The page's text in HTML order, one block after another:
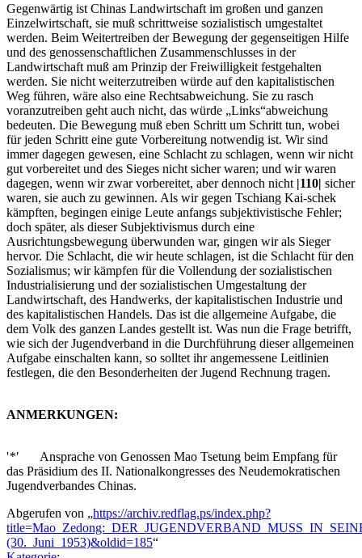
Gegenwärtig ist Chinas Landwirtschaft im großen und ganzen
Einzelwirtschaft, sie muß schrittweise sozialistisch umgestaltet
werden. Beim Weitertreiben der Bewegung der gegenseitigen Hilfe
und des genossenschaftlichen Zusammenschlusses in der
Landwirtschaft muß am Prinzip der Freiwilligkeit festgehalten
werden. Sie nicht weiterzutreiben würde auf den kapitalistischen
Weg führen, wäre also eine Rechtsabweichung. Sie zu rasch
voranzutreiben geht auch nicht, das würde „Links“abweichung
bedeuten. Die Bewegung muß eben Schritt um Schritt tun, wobei
für jeden Schritt eine gute Vorbereitung notwendig ist. Wir sind
immer dagegen gewesen, eine Schlacht zu schlagen, wenn wir nicht
gut vorbereitet und des Sieges nicht sicher waren; und wir waren
dagegen, wenn wir zwar vorbereitet, aber dennoch nicht |110| sicher
waren, sie auch zu gewinnen. Als wir gegen Tschiang Kai-schek
kämpften, begingen einige Leute anfangs subjektivistische Fehler;
doch später, als dieser Subjektivismus durch eine
Ausrichtungsbewegung überwunden war, gingen wir als Sieger
hervor. Die Schlacht, die wir heute schlagen, ist die Schlacht für den
Sozialismus; wir kämpfen für die Vollendung der sozialistischen
Industrialisierung und der sozialistischen Umgestaltung der
Landwirtschaft, des Handwerks, der kapitalistischen Industrie und
des kapitalistischen Handels. Das ist die allgemeine Aufgabe, die
dem Volk des ganzen Landes gestellt ist. Was nun die Frage betrifft,
wie sich der Jugendverband in die Durchführung dieser allgemeinen
Aufgabe einschalten kann, so solltet ihr angemessene Leitlinien
festlegen, die den Besonderheiten der Jugend Rechnung tragen.
ANMERKUNGEN:
'*'
Ansprache von Genossen Mao Tsetung beim Empfang für
das Präsidium des II. Nationalkongresses des Neudemokratischen
Jugendverbandes Chinas.
Abgerufen von „https://archiv.redflag.ps/index.php?
(30._Juni_1953)&oldid=185“